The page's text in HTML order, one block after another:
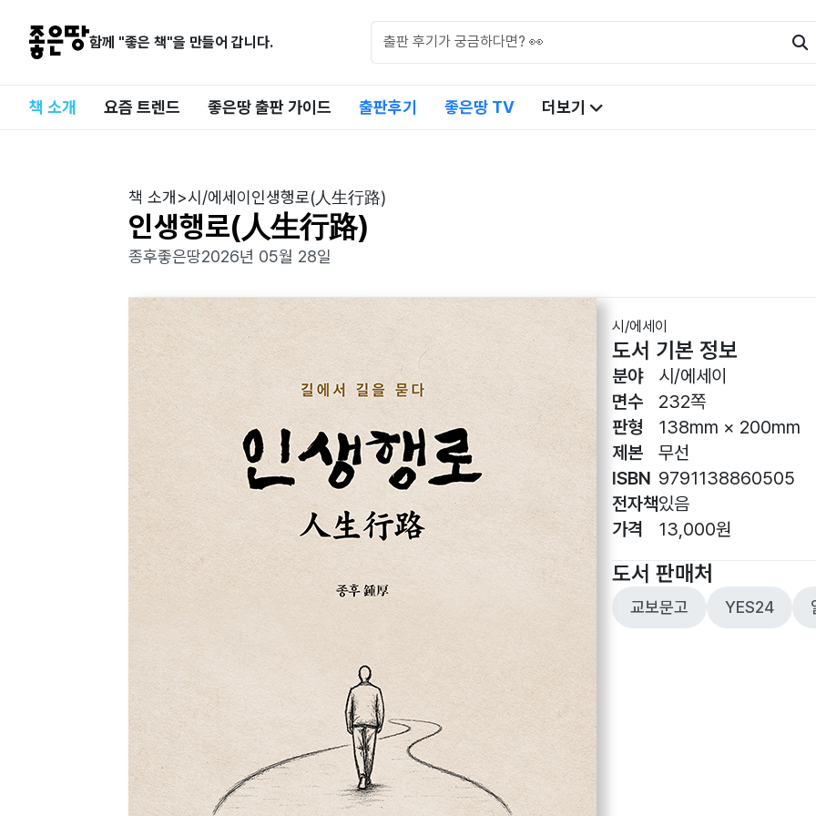
함께 "좋은 책"을 만들어 갑니다.
책 소개 요즘 트렌드 좋은땅 출판 가이드 출판후기 좋은땅 TV 더보기
책 소개 >시/에세이 인생행로(人生行路)
인생행로(人生行路)
종후좋은땅2026년 05월 28일
시/에세이
도서 기본 정보
분야
면수
판형
제본
ISBN
전자책
가격
시/에세이
232쪽
138mm × 200mm
무선
9791138860505
있음
13,000원
도서 판매처
교보문고 YES24